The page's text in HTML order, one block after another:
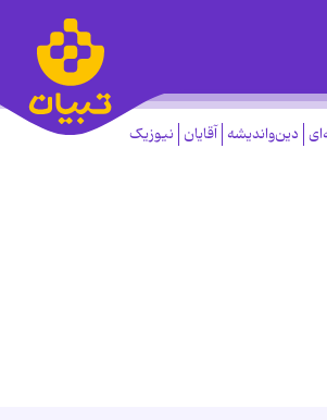
دین‌واندیشه آقایان نیوزیک